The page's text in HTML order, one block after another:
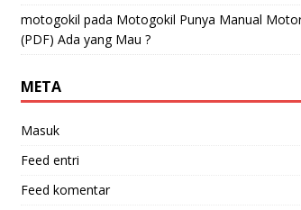
motogokil pada Motogokil Punya Manual
(PDF) Ada yang Mau ?
META
Masuk
Feed entri
Feed komentar